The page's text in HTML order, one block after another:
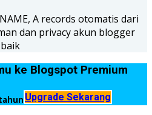
A records otomatis dari
dan privacy akun blogger
ke Blogspot Premium
Upgrade Sekarang